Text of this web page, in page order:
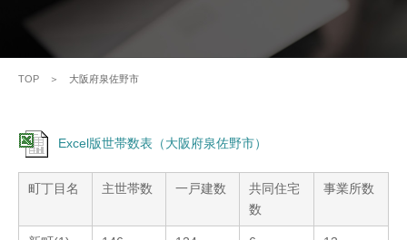
TOP ＞ 大阪府泉佐野市
Excel版世帯数表（大阪府泉佐野市）
町丁目名 主世帯数 一戸建数
共同住宅
数
事業所数